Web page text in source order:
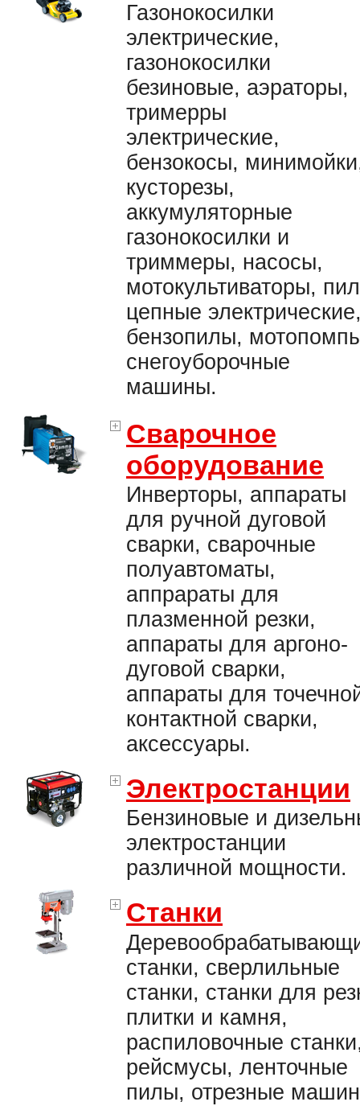
Газонокосилки
электрические,
газонокосилки
безиновые, аэраторы,
тримерры
электрические,
бензокосы,
кусторезы,
аккумуляторные
газонокосилки и
триммеры, насосы,
мотокультиваторы,
цепные
бензопилы,
снегоуборочные
машины.
Сварочное
оборудование
Инверторы, аппараты
для ручной дуговой
сварки, сварочные
полуавтоматы,
аппрараты для
плазменной резки,
аппараты для аргоно-
дуговой сварки,
аппараты для
контактной сварки,
аксессуары.
Электростанции
Бензиновые и
электростанции
различной мощности.
Станки
станки, сверлильные
станки, станки для
плитки и камня,
распиловочные
рейсмусы, ленточные
пилы, отрезные